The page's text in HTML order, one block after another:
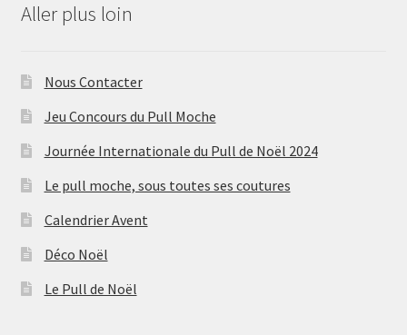
Aller plus loin
Nous Contacter
Jeu Concours du Pull Moche
Journée Internationale du Pull de Noël 2024
Le pull moche, sous toutes ses coutures
Calendrier Avent
Déco Noël
Le Pull de Noël